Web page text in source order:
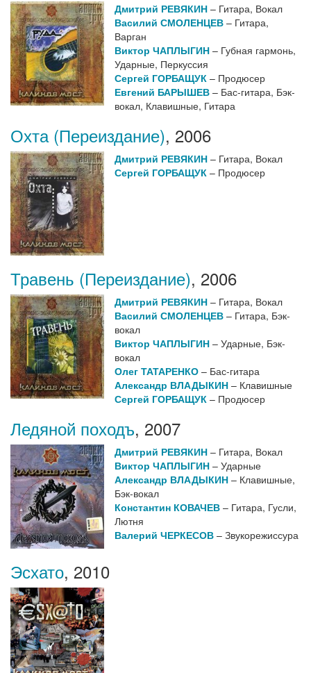
Дмитрий РЕВЯКИН – Гитара, Вокал
Василий СМОЛЕНЦЕВ – Гитара,
Варган
Виктор ЧАПЛЫГИН – Губная гармонь,
Ударные, Перкуссия
Сергей ГОРБАЩУК – Продюсер
Евгений БАРЫШЕВ – Бас-гитара, Бэк-
вокал, Клавишные, Гитара
Охта (Переиздание), 2006
Дмитрий РЕВЯКИН – Гитара, Вокал
Сергей ГОРБАЩУК – Продюсер
Травень (Переиздание), 2006
Дмитрий РЕВЯКИН – Гитара, Вокал
Василий СМОЛЕНЦЕВ – Гитара, Бэк-
вокал
Виктор ЧАПЛЫГИН – Ударные, Бэк-
вокал
Олег ТАТАРЕНКО – Бас-гитара
Александр ВЛАДЫКИН – Клавишные
Сергей ГОРБАЩУК – Продюсер
Ледяной походъ, 2007
Дмитрий РЕВЯКИН – Гитара, Вокал
Виктор ЧАПЛЫГИН – Ударные
Александр ВЛАДЫКИН – Клавишные,
Бэк-вокал
Константин КОВАЧЕВ – Гитара, Гусли,
Лютня
Валерий ЧЕРКЕСОВ – Звукорежиссура
Эсхато, 2010